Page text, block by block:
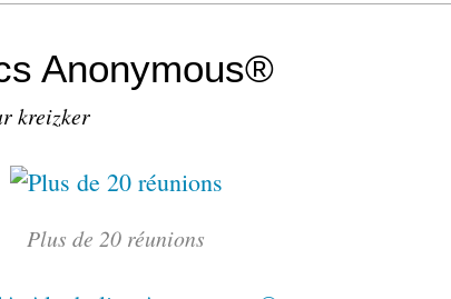
Anonymous®
kreizker
Plus de 20 réunions